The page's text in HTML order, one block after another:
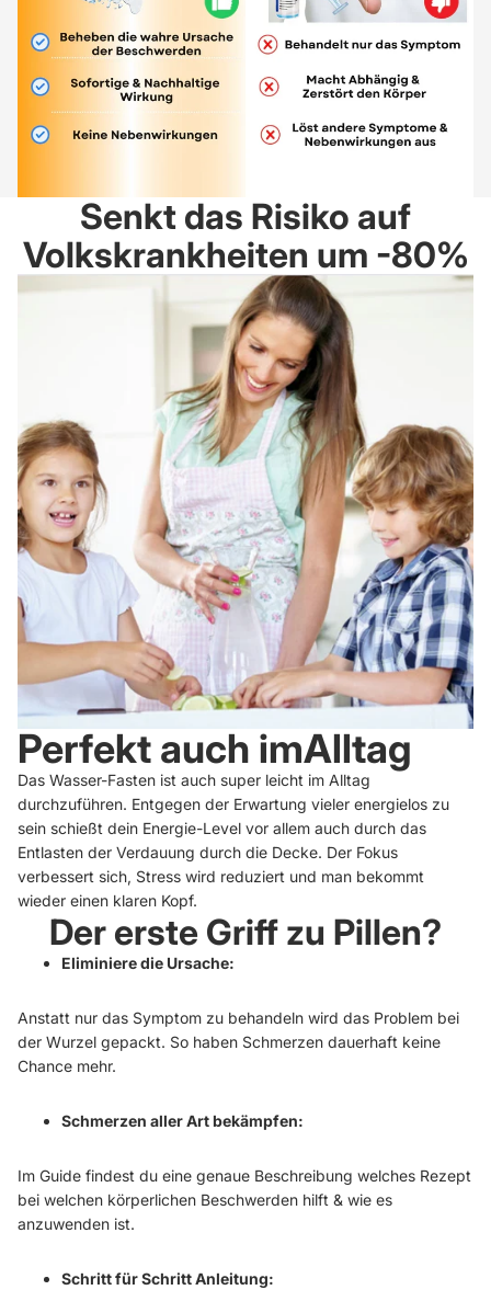
Senkt das Risiko auf
Volkskrankheiten um -80%
Perfekt auch imAlltag
Das Wasser-Fasten ist auch super leicht im Alltag
durchzuführen. Entgegen der Erwartung vieler energielos zu
sein schießt dein Energie-Level vor allem auch durch das
Entlasten der Verdauung durch die Decke. Der Fokus
verbessert sich, Stress wird reduziert und man bekommt
wieder einen klaren Kopf.
Der erste Griff zu Pillen?
Eliminiere die Ursache:
Anstatt nur das Symptom zu behandeln wird das Problem bei
der Wurzel gepackt. So haben Schmerzen dauerhaft keine
Chance mehr.
Schmerzen aller Art bekämpfen:
Im Guide findest du eine genaue Beschreibung welches Rezept
bei welchen körperlichen Beschwerden hilft & wie es
anzuwenden ist.
Schritt für Schritt Anleitung: